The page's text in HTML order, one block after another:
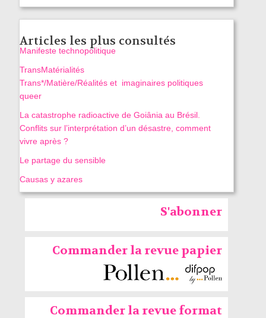
Articles les plus consultés
Manifeste technopolitique
TransMatérialités
Trans*/Matière/Réalités et imaginaires politiques
queer
La catastrophe radioactive de Goiânia au Brésil.
Conflits sur l’interprétation d’un désastre, comment
vivre après ?
Le partage du sensible
Causas y azares
S'abonner
Commander la revue papier
Commander la revue format